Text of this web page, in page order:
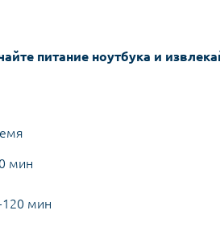
питание ноутбука и
мин
120 мин